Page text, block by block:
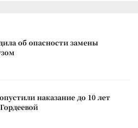
об опасности замены
наказание до 10 лет